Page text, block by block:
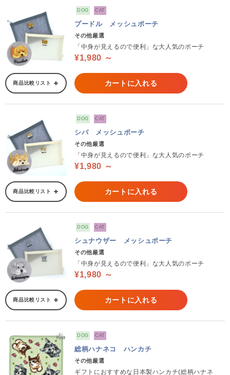
DOG CAT
プードル メッシュポーチ
その他厳選
「中身が見えるので便利」な大人気のポーチ
¥1,980 ～
商品比較リスト カートに入れる
DOG CAT
シバ メッシュポーチ
その他厳選
「中身が見えるので便利」な大人気のポーチ
¥1,980 ～
商品比較リスト カートに入れる
DOG CAT
シュナウザー メッシュポーチ
その他厳選
「中身が見えるので便利」な大人気のポーチ
¥1,980 ～
商品比較リスト カートに入れる
DOG CAT
総柄ハナネコ ハンカチ
その他厳選
ギフトにおすすめな日本製ハンカチ(総柄ハナネ